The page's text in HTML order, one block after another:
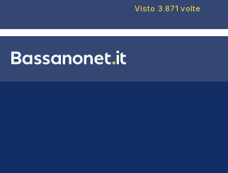
Visto 3.871 volte